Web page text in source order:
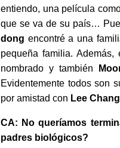
entiendo, una película
que se va de su país…
dong encontré a una
pequeña familia.
nombrado y también
Evidentemente todos son
por amistad con Lee
CA: No queríamos
padres biológicos?